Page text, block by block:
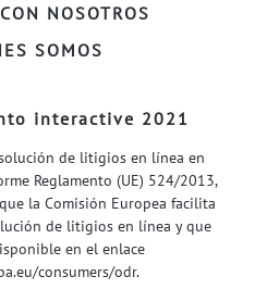
NOSOTROS
SOMOS
interactive 2021
de litigios en línea en
Reglamento (UE) 524/2013,
la Comisión Europea facilita
de litigios en línea y que
en el enlace
consumers/odr.